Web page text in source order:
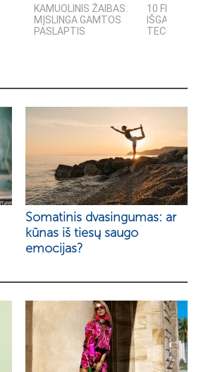
KAMUOLINIS ŽAIBAS:
MĮSLINGA GAMTOS
PASLAPTIS
10 FILMUOSE
IŠGALVOTŲ
Somatinis dvasingumas: ar
kūnas iš tiesų saugo
emocijas?